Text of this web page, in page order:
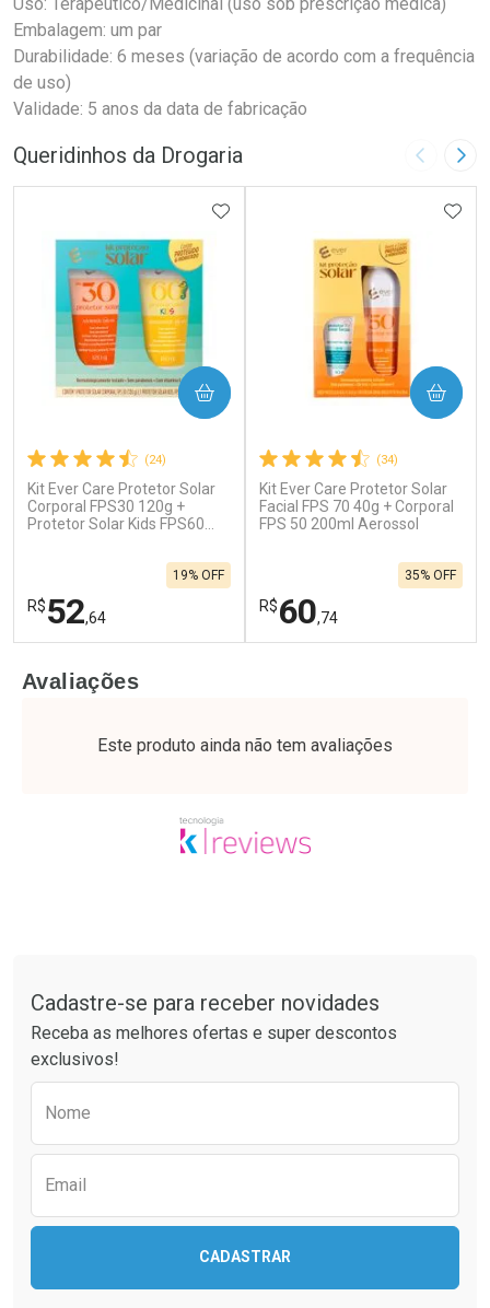
Embalagem: um par
Durabilidade: 6 meses (variação de acordo com a frequência
de uso)
Validade: 5 anos da data de fabricação
Queridinhos da Drogaria Imagem
(24)
Kit Ever Care Protetor Solar
Corporal FPS30 120g +
Protetor Solar Kids FPS60
R$52,64
19% OFF
ADICIONAR AOS FAVORITOS
COMPRAR
Laboratório
Ativar Desconto
Comprar sem Desconto
Por Menos
Comprar sem Desconto
Por R$ 52,64/cada
(34)
Kit Ever Care Protetor Solar
Facial FPS 70 40g + Corporal
FPS 50 200ml Aerossol
R$60,74
35% OFF
COMPRAR
Laboratório
Ativar Desconto
Comprar sem Desconto
Por Menos
Comprar sem Desconto
Avaliações
Este produto ainda não tem avaliações
Cadastre-se para receber novidades
Receba as melhores ofertas e super descontos
exclusivos!
Nome
Email
CADASTRAR